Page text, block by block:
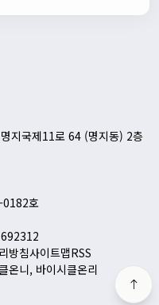
지국제11로 64 (명지동) 2층
0182호
방침사이트맵RSS
온니, 바이시클온리